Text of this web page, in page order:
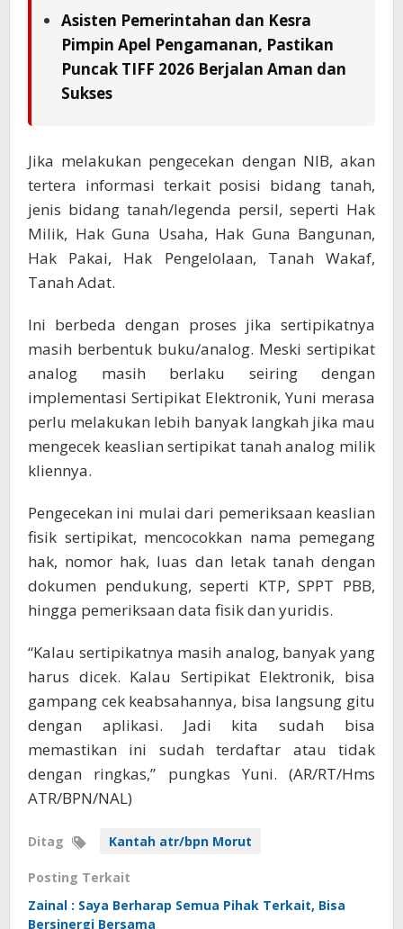
Asisten Pemerintahan dan Kesra
Pimpin Apel Pengamanan, Pastikan
Puncak TIFF 2026 Berjalan Aman dan
Sukses
Jika melakukan pengecekan dengan NIB, akan
tertera informasi terkait posisi bidang tanah,
jenis bidang tanah/legenda persil, seperti Hak
Milik, Hak Guna Usaha, Hak Guna Bangunan,
Hak Pakai, Hak Pengelolaan, Tanah Wakaf,
Tanah Adat.
Ini berbeda dengan proses jika sertipikatnya
masih berbentuk buku/analog. Meski sertipikat
analog masih berlaku seiring dengan
implementasi Sertipikat Elektronik, Yuni merasa
perlu melakukan lebih banyak langkah jika mau
mengecek keaslian sertipikat tanah analog milik
kliennya.
Pengecekan ini mulai dari pemeriksaan keaslian
fisik sertipikat, mencocokkan nama pemegang
hak, nomor hak, luas dan letak tanah dengan
dokumen pendukung, seperti KTP, SPPT PBB,
hingga pemeriksaan data fisik dan yuridis.
“Kalau sertipikatnya masih analog, banyak yang
harus dicek. Kalau Sertipikat Elektronik, bisa
gampang cek keabsahannya, bisa langsung gitu
dengan aplikasi. Jadi kita sudah bisa
memastikan ini sudah terdaftar atau tidak
dengan ringkas,” pungkas Yuni. (AR/RT/Hms
ATR/BPN/NAL)
Ditag Kantah atr/bpn Morut
Posting Terkait
Zainal : Saya Berharap Semua Pihak Terkait, Bisa
Bersinergi Bersama